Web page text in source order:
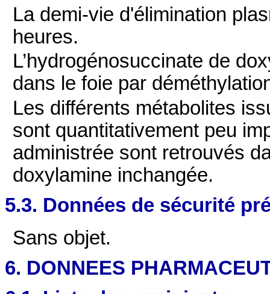
La demi-vie d'élimination
heures.
L’hydrogénosuccinate de
dans le foie par
Les différents métabolites
sont quantitativement peu
administrée sont retrouvés
doxylamine inchangée.
5.3. Données de sécurité
Sans objet.
6. DONNEES